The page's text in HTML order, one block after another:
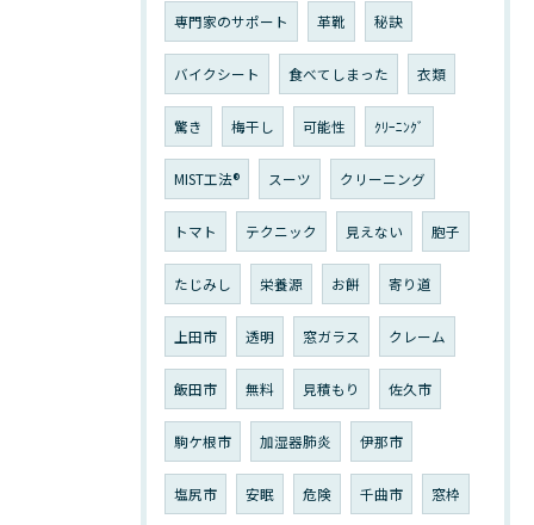
専門家のサポート 革靴 秘訣
バイクシート 食べてしまった 衣類
驚き 梅干し 可能性 ｸﾘｰﾆﾝｸﾞ
MIST工法® スーツ クリーニング
トマト テクニック 見えない 胞子
たじみし 栄養源 お餅 寄り道
上田市 透明 窓ガラス クレーム
飯田市 無料 見積もり 佐久市
駒ケ根市 加湿器肺炎 伊那市
塩尻市 安眠 危険 千曲市 窓枠